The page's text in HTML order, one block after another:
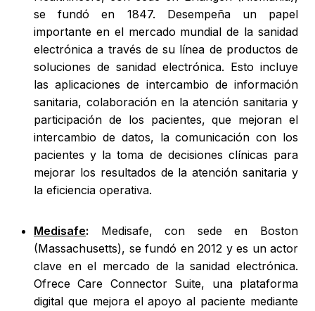
se fundó en 1847. Desempeña un papel
importante en el mercado mundial de la sanidad
electrónica a través de su línea de productos de
soluciones de sanidad electrónica. Esto incluye
las aplicaciones de intercambio de información
sanitaria, colaboración en la atención sanitaria y
participación de los pacientes, que mejoran el
intercambio de datos, la comunicación con los
pacientes y la toma de decisiones clínicas para
mejorar los resultados de la atención sanitaria y
la eficiencia operativa.
Medisafe: Medisafe, con sede en Boston
(Massachusetts), se fundó en 2012 y es un actor
clave en el mercado de la sanidad electrónica.
Ofrece Care Connector Suite, una plataforma
digital que mejora el apoyo al paciente mediante